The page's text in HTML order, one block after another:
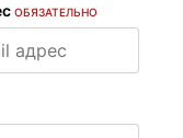
ОБЯЗАТЕЛЬНО